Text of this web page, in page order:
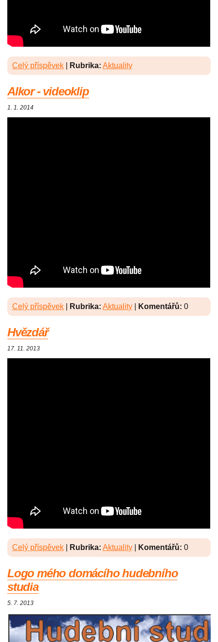
Celý příspěvek Rubrika: Aktuality
Alkor - videoklip
1. 1. 2014
Celý příspěvek Rubrika: Aktuality Komentářů: 0
Hvězdář
17. 11. 2013
Celý příspěvek Rubrika: Aktuality Komentářů: 0
Logo mého domácího hudebního
studia
5. 7. 2013